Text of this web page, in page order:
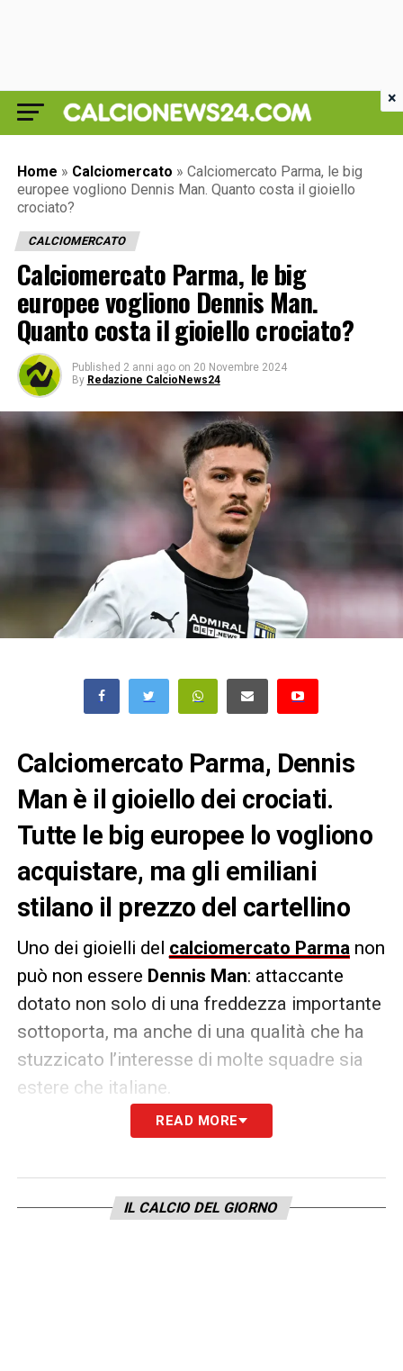
Home » Calciomercato » Calciomercato Parma, le big
europee vogliono Dennis Man. Quanto costa il gioiello
crociato?
CALCIOMERCATO
Calciomercato Parma, le big
europee vogliono Dennis Man.
Quanto costa il gioiello crociato?
Published 2 anni ago on 20 Novembre 2024
By Redazione CalcioNews24
Calciomercato Parma, Dennis
Man è il gioiello dei crociati.
Tutte le big europee lo vogliono
acquistare, ma gli emiliani
stilano il prezzo del cartellino
Uno dei gioielli del calciomercato Parma non
può non essere Dennis Man: attaccante
dotato non solo di una freddezza importante
sottoporta, ma anche di una qualità che ha
stuzzicato l’interesse di molte squadre sia
estere che italiane.
Secondo quanto stilato dalCorriere dello
prezzo che stila il Parma invece è
READ MORE
IL CALCIO DEL GIORNO
×